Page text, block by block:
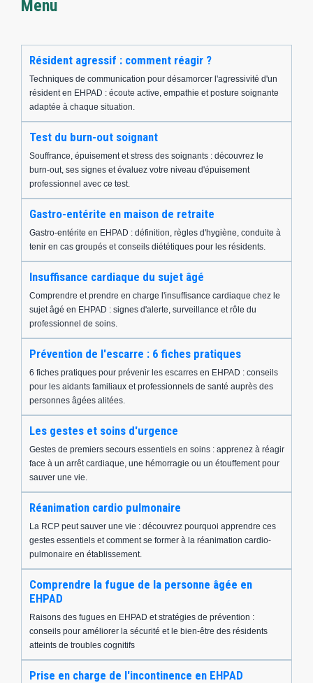
Menu
Résident agressif : comment réagir ?
Techniques de communication pour désamorcer l'agressivité d'un
résident en EHPAD : écoute active, empathie et posture soignante
adaptée à chaque situation.
Test du burn-out soignant
Souffrance, épuisement et stress des soignants : découvrez le
burn-out, ses signes et évaluez votre niveau d'épuisement
professionnel avec ce test.
Gastro-entérite en maison de retraite
Gastro-entérite en EHPAD : définition, règles d'hygiène, conduite à
tenir en cas groupés et conseils diététiques pour les résidents.
Insuffisance cardiaque du sujet âgé
Comprendre et prendre en charge l'insuffisance cardiaque chez le
sujet âgé en EHPAD : signes d'alerte, surveillance et rôle du
professionnel de soins.
Prévention de l'escarre : 6 fiches pratiques
6 fiches pratiques pour prévenir les escarres en EHPAD : conseils
pour les aidants familiaux et professionnels de santé auprès des
personnes âgées alitées.
Les gestes et soins d'urgence
Gestes de premiers secours essentiels en soins : apprenez à réagir
face à un arrêt cardiaque, une hémorragie ou un étouffement pour
sauver une vie.
Réanimation cardio pulmonaire
La RCP peut sauver une vie : découvrez pourquoi apprendre ces
gestes essentiels et comment se former à la réanimation cardio-
pulmonaire en établissement.
Comprendre la fugue de la personne âgée en
EHPAD
Raisons des fugues en EHPAD et stratégies de prévention :
conseils pour améliorer la sécurité et le bien-être des résidents
atteints de troubles cognitifs
Prise en charge de l'incontinence en EHPAD